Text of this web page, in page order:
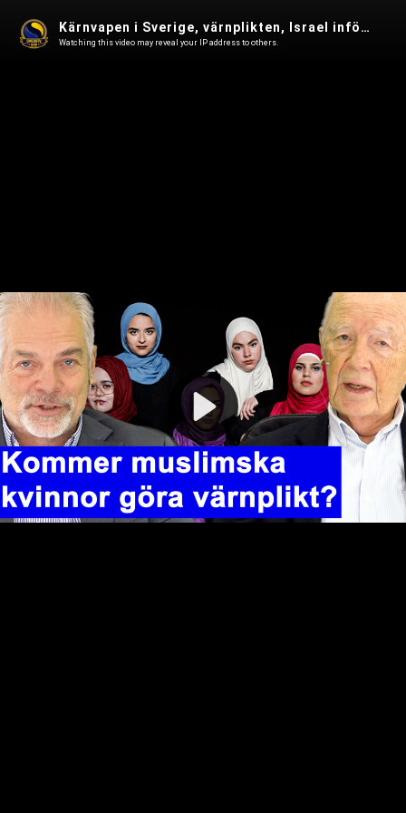
Play
Video
Kärnvapen i Sverige, värnplikten, Israel inför domstol och Hydroxiklorokin i Omvärldsanalys 76
Watching this video may reveal your IP address to others.